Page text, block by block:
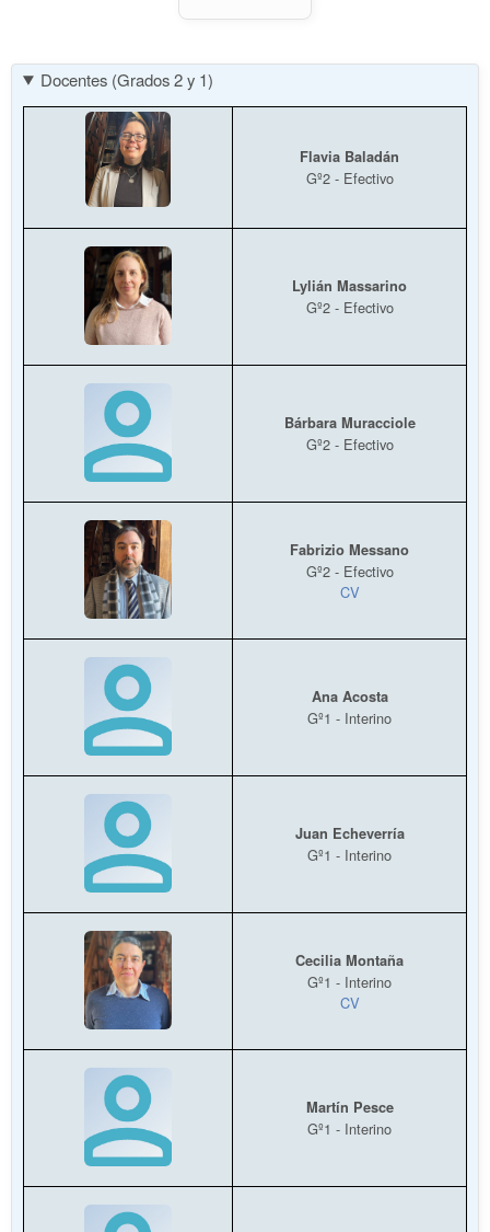
Docentes (Grados 2 y 1)
Flavia Baladán
Gº2 - Efectivo
Lylián Massarino
Gº2 - Efectivo
Bárbara Muracciole
Gº2 - Efectivo
Fabrizio Messano
Gº2 - Efectivo
CV
Ana Acosta
Gº1 - Interino
Juan Echeverría
Gº1 - Interino
Cecilia Montaña
Gº1 - Interino
CV
Martín Pesce
Gº1 - Interino